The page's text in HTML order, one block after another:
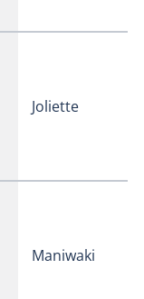
Joliette
Maniwaki